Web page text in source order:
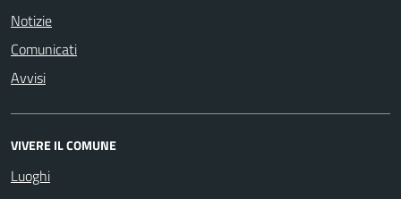
Notizie
Comunicati
Avvisi
VIVERE IL COMUNE
Luoghi